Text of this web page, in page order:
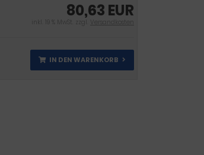
80,63 EUR
inkl. 19 % MwSt. zzgl. Versandkosten
IN DEN WARENKORB